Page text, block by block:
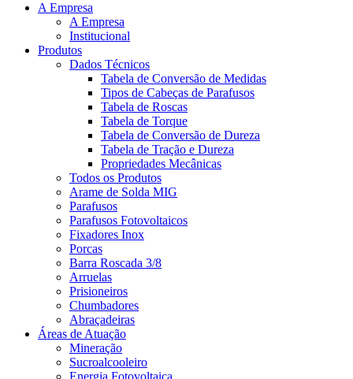
A Empresa
A Empresa
Institucional
Produtos
Dados Técnicos
Tabela de Conversão de Medidas
Tipos de Cabeças de Parafusos
Tabela de Roscas
Tabela de Torque
Tabela de Conversão de Dureza
Tabela de Tração e Dureza
Propriedades Mecânicas
Todos os Produtos
Arame de Solda MIG
Parafusos
Parafusos Fotovoltaicos
Fixadores Inox
Porcas
Barra Roscada 3/8
Arruelas
Prisioneiros
Chumbadores
Abraçadeiras
Áreas de Atuação
Mineração
Sucroalcooleiro
Energia Fotovoltaica